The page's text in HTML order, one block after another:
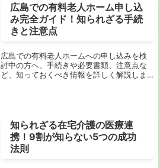
広島での有料老人ホーム申し込
み完全ガイド！知られざる手続
きと注意点
広島での有料老人ホームへの申し込みを検
討中の方へ。手続きや必要書類、注意点な
ど、知っておくべき情報を詳しく解説しま
知られざる在宅介護の医療連
携！9割が知らない5つの成功
法則